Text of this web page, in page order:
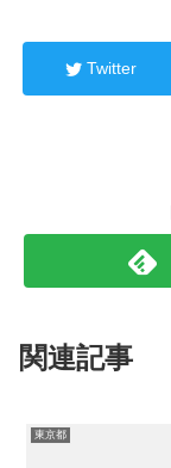
Twitter
関連記事
東京都